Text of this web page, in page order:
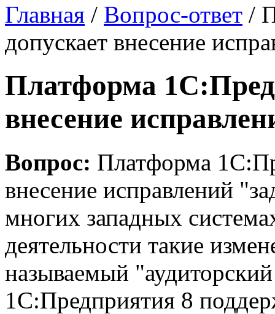
Главная / Вопрос-ответ /
допускает внесение
Платформа
внесение
Вопрос: Платформа
внесение исправлений
многих западных
деятельности такие
называемый
1С:Предприятия 8